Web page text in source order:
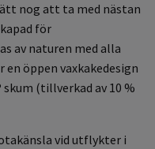
nog att ta med nästan
för
av naturen med alla
en öppen vaxkakedesign
skum (tillverkad av 10 %
vid utflykter i